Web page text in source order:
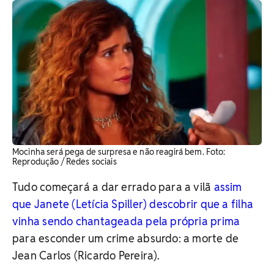
Mocinha será pega de surpresa e não reagirá bem. ​Foto:
Reprodução / Redes sociais
Tudo começará a dar errado para a vilã assim
que Janete (Letícia Spiller) descobrir que a filha
vinha sendo chantageada pela própria prima
para esconder um crime absurdo: a morte de
Jean Carlos (Ricardo Pereira).